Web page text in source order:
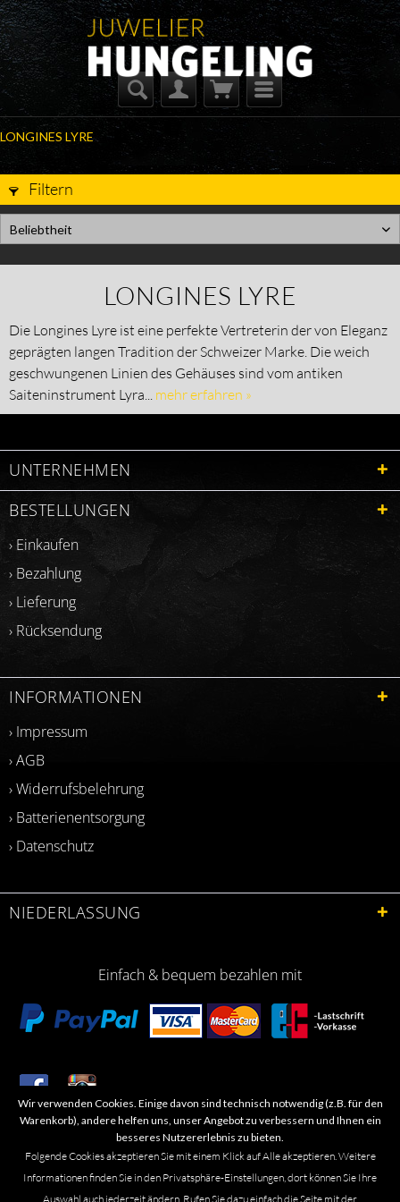
LONGINES LYRE
Filtern
Beliebtheit
LONGINES LYRE
Die Longines Lyre ist eine perfekte Vertreterin der von Eleganz
geprägten langen Tradition der Schweizer Marke. Die weich
geschwungenen Linien des Gehäuses sind vom antiken
Saiteninstrument Lyra... mehr erfahren »
UNTERNEHMEN
BESTELLUNGEN
› Einkaufen
› Bezahlung
› Lieferung
› Rücksendung
INFORMATIONEN
› Impressum
› AGB
› Widerrufsbelehrung
› Batterienentsorgung
› Datenschutz
NIEDERLASSUNG
Einfach & bequem bezahlen mit
​Letzte Aktualisierung: 06.2026
Wir verwenden Cookies. Einige davon sind technisch notwendig (z.B. für den
Warenkorb), andere helfen uns, unser Angebot zu verbessern und Ihnen ein
besseres Nutzererlebnis zu bieten.
Folgende Cookies akzeptieren Sie mit einem Klick auf Alle akzeptieren. Weitere
Informationen finden Sie in den Privatsphäre-Einstellungen, dort können Sie Ihre
Auswahl auch jederzeit ändern. Rufen Sie dazu einfach die Seite mit der